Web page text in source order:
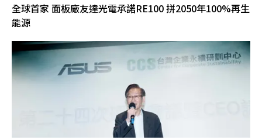
全球首家 面板廠友達光電承諾RE100 拼2050年100%再生
能源